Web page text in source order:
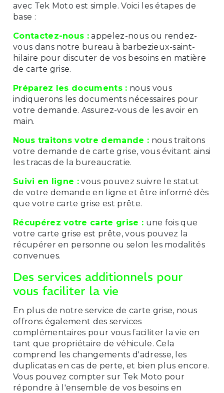
avec Tek Moto est simple. Voici les étapes de
base :
Contactez-nous : appelez-nous ou rendez-
vous dans notre bureau à barbezieux-saint-
hilaire pour discuter de vos besoins en matière
de carte grise.
Préparez les documents : nous vous
indiquerons les documents nécessaires pour
votre demande. Assurez-vous de les avoir en
main.
Nous traitons votre demande : nous traitons
votre demande de carte grise, vous évitant ainsi
les tracas de la bureaucratie.
Suivi en ligne : vous pouvez suivre le statut
de votre demande en ligne et être informé dès
que votre carte grise est prête.
Récupérez votre carte grise : une fois que
votre carte grise est prête, vous pouvez la
récupérer en personne ou selon les modalités
convenues.
Des services additionnels pour
vous faciliter la vie
En plus de notre service de carte grise, nous
offrons également des services
complémentaires pour vous faciliter la vie en
tant que propriétaire de véhicule. Cela
comprend les changements d'adresse, les
duplicatas en cas de perte, et bien plus encore.
Vous pouvez compter sur Tek Moto pour
répondre à l'ensemble de vos besoins en